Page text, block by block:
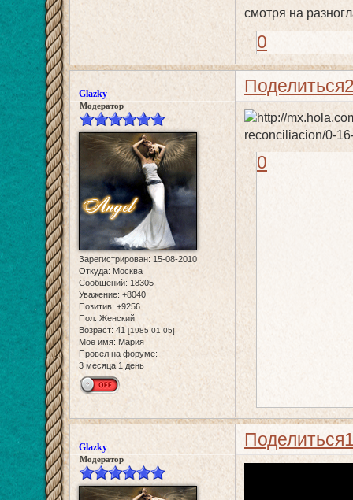
смотря на
0
Поделиться
Glazky
Модератор
Зарегистрирован: 15-08-2010
Откуда: Москва
Сообщений: 18305
Уважение: +8040
Позитив: +9256
Пол: Женский
Возраст: 41 [1985-01-05]
Мое имя: Мария
Провел на форуме:
3 месяца 1 день
0
Поделиться
Glazky
Модератор